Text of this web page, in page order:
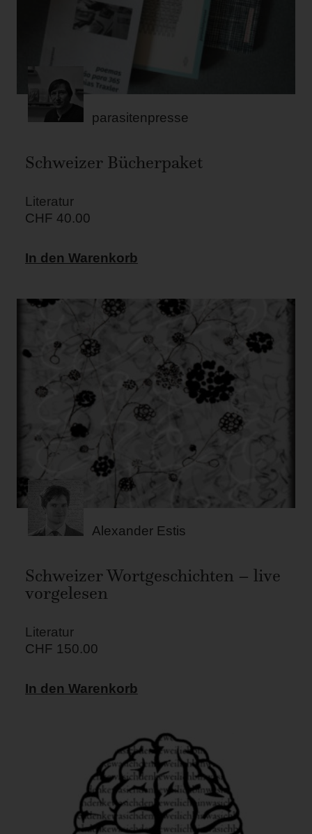
parasitenpresse
Schweizer Bücherpaket
Literatur
CHF 40.00
In den Warenkorb
Alexander Estis
Schweizer Wortgeschichten – live
vorgelesen
Literatur
CHF 150.00
In den Warenkorb